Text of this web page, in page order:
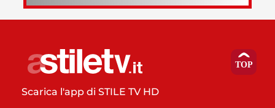
Scarica l'app di STILE TV HD